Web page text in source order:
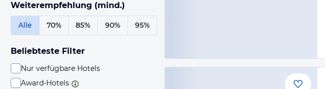
Weiterempfehlung (mind.)
Alle 70% 85% 90% 95%
Beliebteste Filter
Nur verfügbare Hotels
Award-Hotels